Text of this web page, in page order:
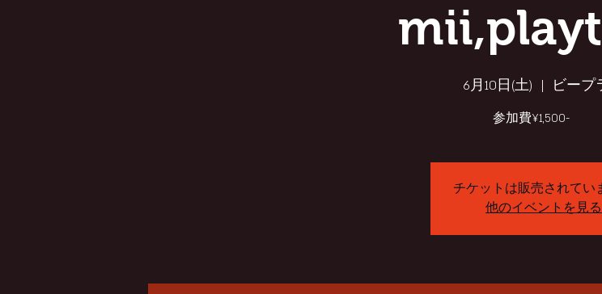
6月10日(土)
  |
ビープ
参加費¥1,500-
チケットは販売されてい
他のイベントを見る